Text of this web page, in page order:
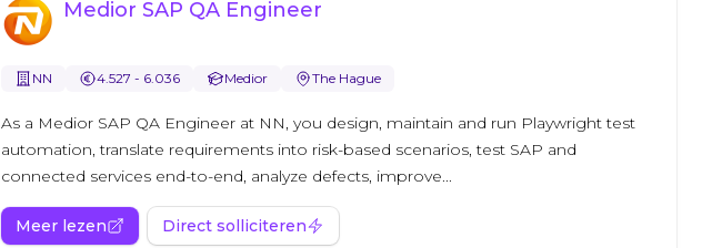
Medior SAP QA Engineer
NN 4.527 - 6.036 Medior The Hague
As a Medior SAP QA Engineer at NN, you design, maintain and run Playwright test
automation, translate requirements into risk-based scenarios, test SAP and
connected services end-to-end, analyze defects, improve...
Meer lezen Direct solliciteren